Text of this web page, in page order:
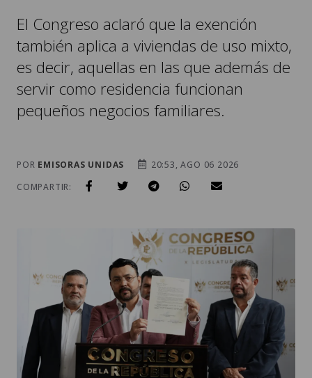
El Congreso aclaró que la exención
también aplica a viviendas de uso mixto,
es decir, aquellas en las que además de
servir como residencia funcionan
pequeños negocios familiares.
POR EMISORAS UNIDAS
20:53, AGO 06 2026
COMPARTIR: